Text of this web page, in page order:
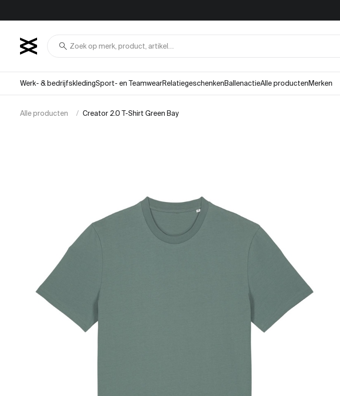
search
Werk- & bedrijfskledingSport- en TeamwearRelatiegeschenkenBallenactieAlle productenMerken
Alle producten Creator 2.0 T-Shirt Green Bay